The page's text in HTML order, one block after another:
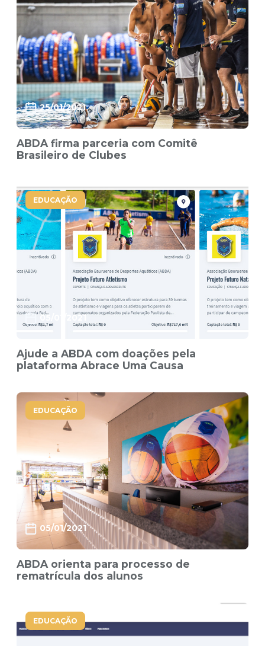
25/01/2021
ABDA firma parceria com Comitê
Brasileiro de Clubes
EDUCAÇÃO
05/01/2021
Ajude a ABDA com doações pela
plataforma Abrace Uma Causa
EDUCAÇÃO
05/01/2021
ABDA orienta para processo de
rematrícula dos alunos
EDUCAÇÃO